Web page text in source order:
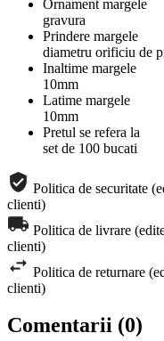
Ornament margele
gravura
Prindere margele
diametru orificiu de
Inaltime margele
10mm
Latime margele
10mm
Pretul se refera la
set de 100 bucati
Politica de securitate
clienti)
Politica de livrare
clienti)
Politica de returnare
clienti)
Comentarii (0)